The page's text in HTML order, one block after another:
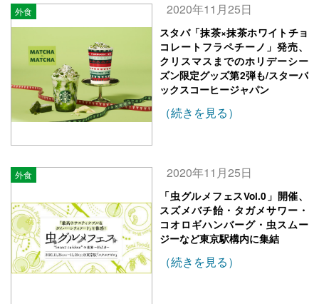
外食 2020年11月25日
スタバ「抹茶×抹茶ホワイトチョ
コレートフラペチーノ」発売、
クリスマスまでのホリデーシー
ズン限定グッズ第2弾も/スターバ
ックスコーヒージャパン
（続きを見る）
外食 2020年11月25日
「虫グルメフェスVol.0」開催、
スズメバチ飴・タガメサワー・
コオロギハンバーグ・虫スムー
ジーなど東京駅構内に集結
（続きを見る）